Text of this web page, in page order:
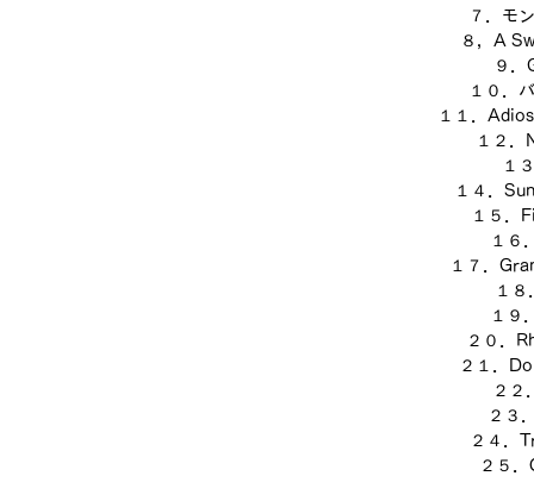
７．モ
８，A
９
１０．
１１．
１２．
１
１４．
１５．
１６
１７．
１
１９
２０．
２１．
２２
２３
２４．
２５